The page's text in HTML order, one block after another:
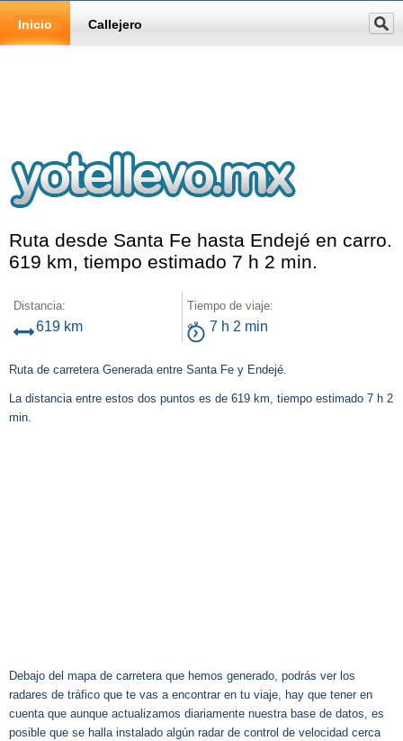
Inicio Callejero
Ruta desde Santa Fe hasta Endejé en carro.
619 km, tiempo estimado 7 h 2 min.
Distancia:
619 km
Tiempo de viaje:
7 h 2 min
Ruta de carretera Generada entre Santa Fe y Endejé.
La distancia entre estos dos puntos es de 619 km, tiempo estimado 7 h 2
min.
Debajo del mapa de carretera que hemos generado, podrás ver los
radares de tráfico que te vas a encontrar en tu viaje, hay que tener en
cuenta que aunque actualizamos diariamente nuestra base de datos, es
posible que se halla instalado algún radar de control de velocidad cerca